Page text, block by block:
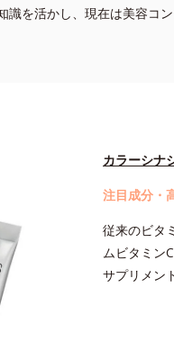
識を活かし、現在は美容コ
カラーシナ
注目成分・
従来のビタ
ムビタミン
サプリメン